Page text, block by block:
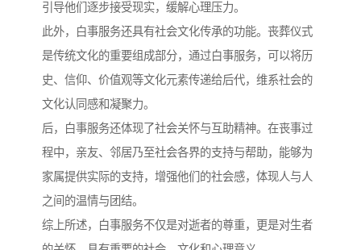
引导他们逐步接受现实，缓解心理压力。
此外，白事服务还具有社会文化传承的功能。丧葬仪式
是传统文化的重要组成部分，通过白事服务，可以将历
史、信仰、价值观等文化元素传递给后代，维系社会的
文化认同感和凝聚力。
后，白事服务还体现了社会关怀与互助精神。在丧事过
程中，亲友、邻居乃至社会各界的支持与帮助，能够为
家属提供实际的支持，增强他们的社会感，体现人与人
之间的温情与团结。
综上所述，白事服务不仅是对逝者的尊重，更是对生者